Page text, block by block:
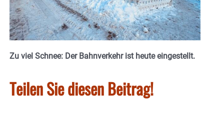
Zu viel Schnee: Der Bahnverkehr ist heute eingestellt.
Teilen Sie diesen Beitrag!